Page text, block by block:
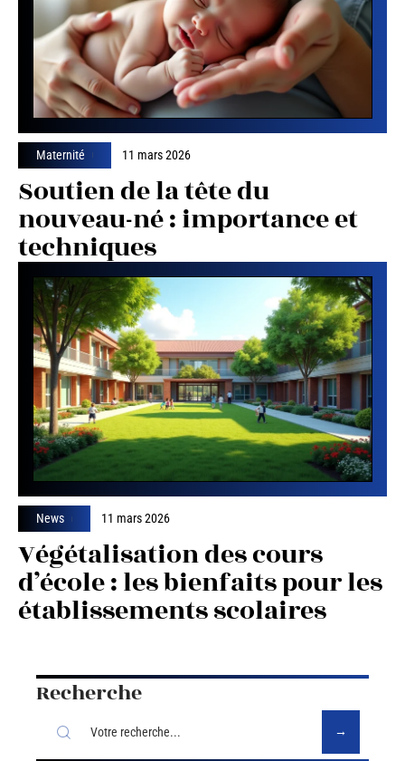
Maternité 11 mars 2026
Soutien de la tête du
nouveau-né : importance et
techniques
News 11 mars 2026
Végétalisation des cours
d’école : les bienfaits pour les
établissements scolaires
Recherche